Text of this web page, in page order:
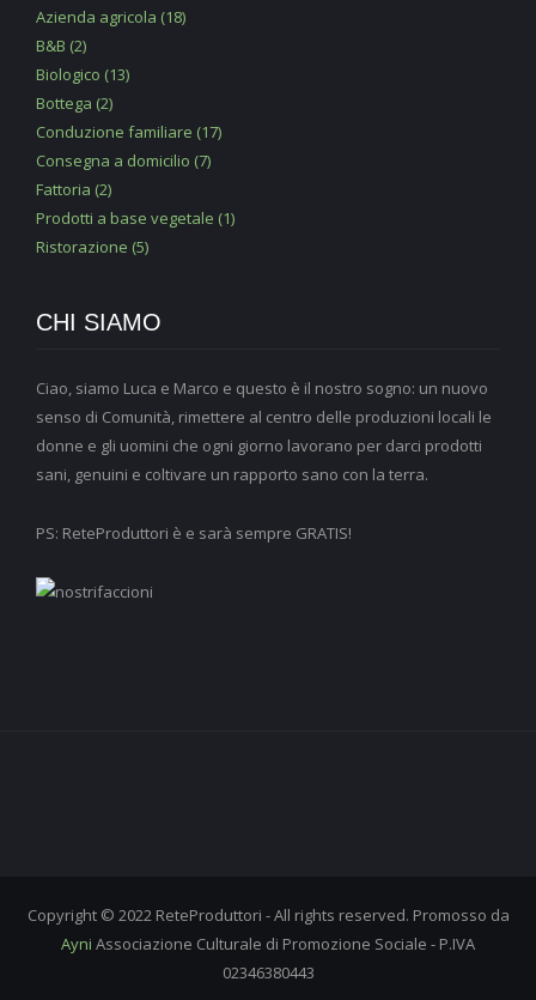
Azienda agricola (18)
B&B (2)
Biologico (13)
Bottega (2)
Conduzione familiare (17)
Consegna a domicilio (7)
Fattoria (2)
Prodotti a base vegetale (1)
Ristorazione (5)
CHI SIAMO
Ciao, siamo Luca e Marco e questo è il nostro sogno: un nuovo
senso di Comunità, rimettere al centro delle produzioni locali le
donne e gli uomini che ogni giorno lavorano per darci prodotti
sani, genuini e coltivare un rapporto sano con la terra.
PS: ReteProduttori è e sarà sempre GRATIS!
Copyright © 2022 ReteProduttori - All rights reserved. Promosso da
Ayni Associazione Culturale di Promozione Sociale - P.IVA
02346380443